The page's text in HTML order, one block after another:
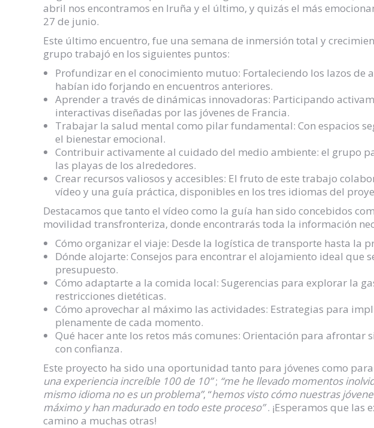
abril nos encontramos en Iruña y el último, y quizás el más
27 de junio.
Este último encuentro, fue una semana de inmersión total y
grupo trabajó en los siguientes puntos:
Profundizar en el conocimiento mutuo: Fortaleciendo los lazos de
habían ido forjando en encuentros anteriores.
Aprender a través de dinámicas innovadoras: Participando
interactivas diseñadas por las jóvenes de Francia.
Trabajar la salud mental como pilar fundamental: Con espacios
el bienestar emocional.
Contribuir activamente al cuidado del medio ambiente: el grupo
las playas de los alrededores.
Crear recursos valiosos y accesibles: El fruto de este trabajo
vídeo y una guía práctica, disponibles en los tres idiomas del
Destacamos que tanto el vídeo como la guía han sido concebidos
movilidad transfronteriza, donde encontrarás toda la información
Cómo organizar el viaje: Desde la logística de transporte hasta la
Dónde alojarte: Consejos para encontrar el alojamiento ideal que
presupuesto.
Cómo adaptarte a la comida local: Sugerencias para explorar la
restricciones dietéticas.
Cómo aprovechar al máximo las actividades: Estrategias para
plenamente de cada momento.
Qué hacer ante los retos más comunes: Orientación para afrontar
con confianza.
Este proyecto ha sido una oportunidad tanto para jóvenes como
una experiencia increíble 100 de 10”; “me he llevado momentos
mismo idioma no es un problema”, “hemos visto cómo nuestras
máximo y han madurado en todo este proceso”. ¡Esperamos que las
camino a muchas otras!